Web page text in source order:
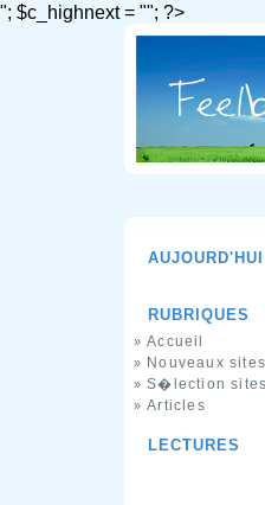
"; $c_highnext = ""; ?>
AUJOURD'HUI
RUBRIQUES
» Accueil
» Nouveaux sites
» S�lection sites
» Articles
LECTURES